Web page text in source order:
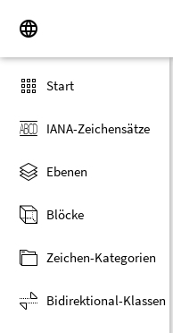
Start
IANA-Zeichensätze
Ebenen
Blöcke
Zeichen-Kategorien
Bidirektional-Klassen